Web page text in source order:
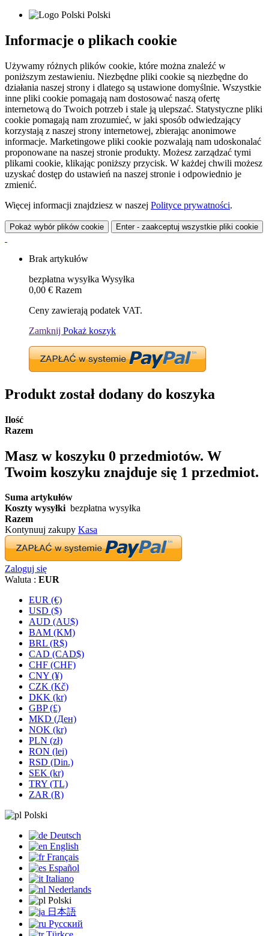
Polski
Informacje o plikach cookie
Używamy różnych plików cookie, które można znaleźć w
poniższym zestawieniu. Niezbędne pliki cookie są niezbędne do
działania naszej strony i dlatego są ustawione domyślnie. Wszystkie
inne pliki cookie pomagają nam dostosować naszą ofertę
internetową do Twoich potrzeb i stale ją ulepszać. Statystyczne pliki
cookie pomagają nam zrozumieć, w jaki sposób odwiedzający
korzystają z naszej strony internetowej, zbierając anonimowe
informacje. Marketingowe pliki cookie pozwalają nam udoskonalać
proponowane na naszej stronie produkty. Możesz zarządzać tymi
plikami cookie, klikając poniższy przycisk. W każdej chwili możesz
uzyskać dostęp do ustawień na naszej stronie i odpowiednio je
zmienić.
Więcej informacji znajdziesz w naszej Polityce prywatności.
Pokaż wybór plików cookie Enter - zaakceptuj wszystkie pliki cookie
Brak artykułów
bezpłatna wysyłka Wysyłka
0,00 € Razem
Ceny zawierają podatek VAT.
Zamknij Pokaż koszyk
Produkt został dodany do koszyka
Ilość
Razem
Masz w koszyku 0 przedmiotów. W
Twoim koszyku znajduje się 1 przedmiot.
Suma artykułów
Koszty wysyłki bezpłatna wysyłka
Razem
Kontynuuj zakupy Kasa
Zaloguj się
Waluta : EUR
EUR (€)
USD ($)
AUD (AU$)
BAM (KM)
BRL (R$)
CAD (CAD$)
CHF (CHF)
CNY (¥)
CZK (Kč)
DKK (kr)
GBP (£)
MKD (Ден)
NOK (kr)
PLN (zł)
RON (lei)
RSD (Din.)
SEK (kr)
TRY (TL)
ZAR (R)
Polski
Deutsch
English
Français
Español
Italiano
Nederlands
Polski
日本語
Русский